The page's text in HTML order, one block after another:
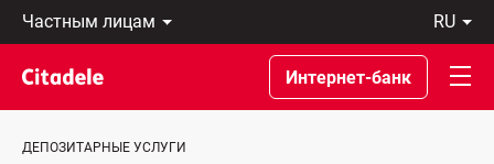
Частным
лицам
Предприятиям
Private
Banking
банке
ru
Latviski
По-
русски
In
Интернет-банк
ДЕПОЗИТАРНЫЕ УСЛУГИ